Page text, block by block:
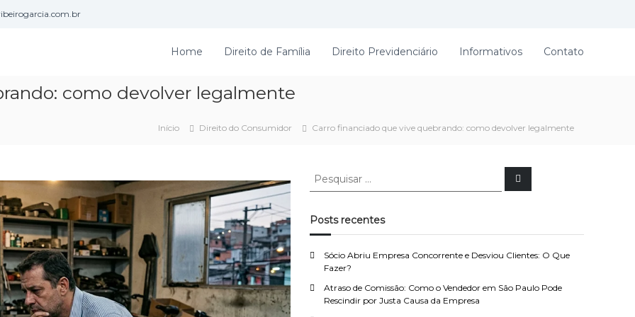
Home Direito de Família Direito Previdenciário Informativos Contato
como devolver legalmente
Início Direito do Consumidor Carro financiado que vive quebrando: como devolver legalmente
P
q
u
s
r
P
s
r
Posts recentes
Sócio Abriu Empresa Concorrente e Desviou Clientes: O Que
Fazer?
Atraso de Comissão: Como o Vendedor em São Paulo Pode
Rescindir por Justa Causa da Empresa